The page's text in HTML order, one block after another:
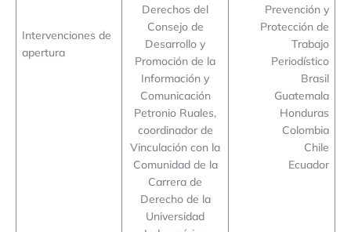
Intervenciones de
apertura
Derechos del
Consejo de
Desarrollo y
Promoción de la
Información y
Comunicación
Petronio Ruales,
coordinador de
Vinculación con la
Comunidad de la
Carrera de
Derecho de la
Universidad
Prevención y
Protección de
Trabajo
Periodístico
Brasil
Guatemala
Honduras
Colombia
Chile
Ecuador